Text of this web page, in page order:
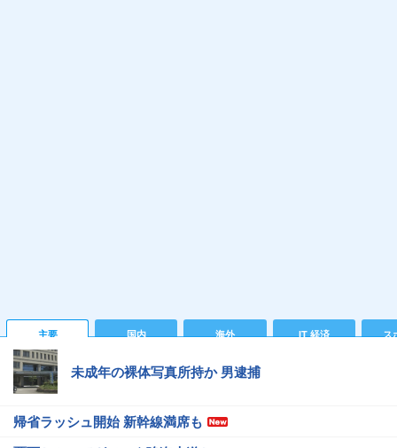
主要 国内 海外 IT 経済 ス
未成年の裸体写真所持か 男逮捕
帰省ラッシュ開始 新幹線満席も